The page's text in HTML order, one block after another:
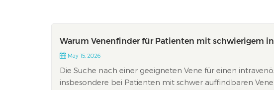
Warum Venenfinder für Patienten mit schwierigem
May 15, 2026
Die Suche nach einer geeigneten Vene für einen
insbesondere bei Patienten mit schwer auffindbaren